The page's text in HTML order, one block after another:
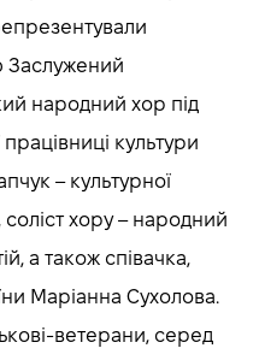
Заслужений
народний хор під
культури
– культурної
хору – народний
а також співачка,
Маріанна Сухолова.
ветерани, серед